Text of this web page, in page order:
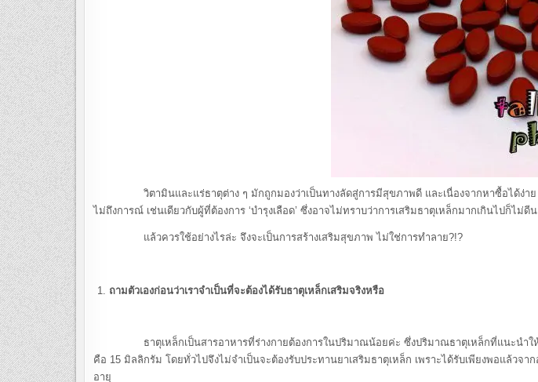
วิตามินและแร่ธาตุต่าง ๆ มักถูกมองว่าเป็นทางลัดสู่การมีสุขภาพดี และเนื่องจากหาซื้อได้ง่าย จึง
ไม่ถึงการณ์ เช่นเดียวกับผู้ที่ต้องการ ‘บำรุงเลือด’ ซึ่งอาจไม่ทราบว่าการเสริมธาตุเหล็กมากเกินไปก็ไม่ดี
แล้วควรใช้อย่างไรล่ะ จึงจะเป็นการสร้างเสริมสุขภาพ ไม่ใช่การทำลาย?!?
ถามตัวเองก่อนว่าเราจำเป็นที่จะต้องได้รับธาตุเหล็กเสริมจริงหรือ
ธาตุเหล็กเป็นสารอาหารที่ร่างกายต้องการในปริมาณน้อยค่ะ ซึ่งปริมาณธาตุเหล็กที่แนะนำให้บริ
คือ 15 มิลลิกรัม โดยทั่วไปจึงไม่จำเป็นจะต้องรับประทานยาเสริมธาตุเหล็ก เพราะได้รับเพียงพอแล้วจ
อายุ